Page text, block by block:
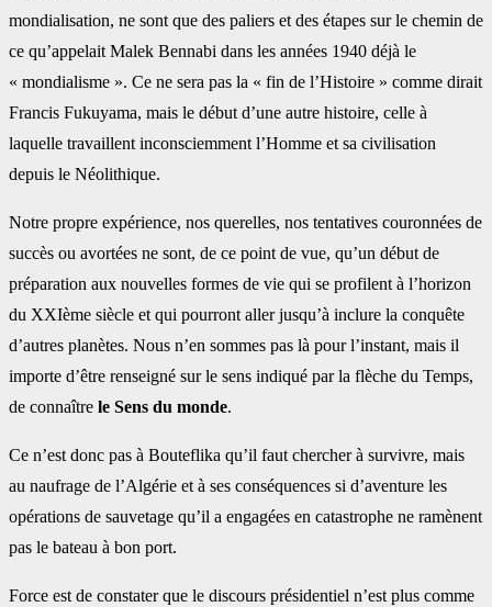
mondialisation, ne sont que des paliers et des étapes sur le chemin de
ce qu’appelait Malek Bennabi dans les années 1940 déjà le
« mondialisme ». Ce ne sera pas la « fin de l’Histoire » comme dirait
Francis Fukuyama, mais le début d’une autre histoire, celle à
laquelle travaillent inconsciemment l’Homme et sa civilisation
depuis le Néolithique.
Notre propre expérience, nos querelles, nos tentatives couronnées de
succès ou avortées ne sont, de ce point de vue, qu’un début de
préparation aux nouvelles formes de vie qui se profilent à l’horizon
du XXIème siècle et qui pourront aller jusqu’à inclure la conquête
d’autres planètes. Nous n’en sommes pas là pour l’instant, mais il
importe d’être renseigné sur le sens indiqué par la flèche du Temps,
de connaître le Sens du monde.
Ce n’est donc pas à Bouteflika qu’il faut chercher à survivre, mais
au naufrage de l’Algérie et à ses conséquences si d’aventure les
opérations de sauvetage qu’il a engagées en catastrophe ne ramènent
pas le bateau à bon port.
Force est de constater que le discours présidentiel n’est plus comme